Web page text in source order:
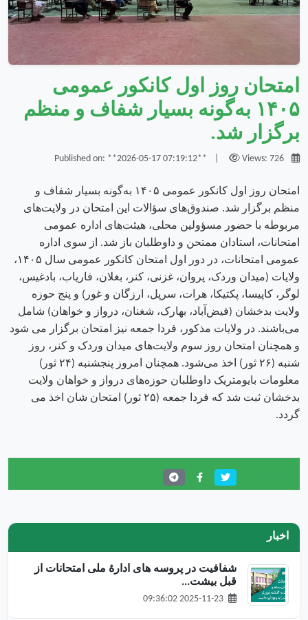
امتحان روز اول کانکور عمومی
۱۴۰۵ به‌گونه بسیار شفاف و منظم
برگزار شد.
Views: 726
امتحان روز اول کانکور عمومی ۱۴۰۵ به‌گونه بسیار شفاف و
منظم برگزار شد. صندوق‌های سؤالات این امتحان در ولایت‌های
مربوطه با حضور مسؤولین محلی، هیئت‌های اداره عمومی
امتحانات، استادان ممتحن و داوطلبان باز شد. از سوی اداره
عمومی امتحانات، در دور اول امتحان کانکور عمومی سال ۱۴۰۵،
ولایات (میدان وردک، پروان، غزنی، کنر، بغلان، فاریاب، بادغیس،
لوگر، کاپیسا، پکتیکا، هرات، سرپل، ارزگان و غور) و پنج حوزه
ولایت بدخشان (فیض‌آباد، بهارک، شغنان، درواز و خواهان) شامل
می‌باشند. در ولایات مذکور، فردا جمعه نیز امتحان برگزار می شود
و همچنان امتحان روز سوم ولایت‌های میدان وردک و کنر، روز
شنبه (۲۶ ثور) اخذ می‌شود. همچنان امروز پنجشنبه (۲۴ ثور)
معلومات بایومتریک داوطلبان حوزه‌های درواز و خواهان ولایت
بدخشان ثبت شد که فردا جمعه (۲۵ ثور) امتحان شان اخذ می
گردد.
اخبار
شفافیت در پروسه های ادارۀ ملی امتحانات از
قبل بیشت...